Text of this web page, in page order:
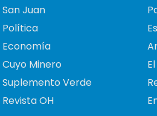
San Juan
Política
Economía
Cuyo Minero
Suplemento Verde
Revista OH